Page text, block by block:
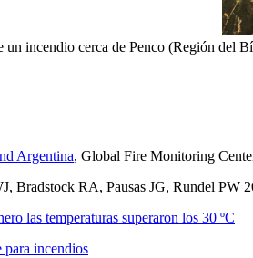
un incendio cerca de Penco (Región del
Argentina, Global Fire Monitoring
Bradstock RA, Pausas JG, Rundel PW
las temperaturas superaron los 30 ºC
para incendios